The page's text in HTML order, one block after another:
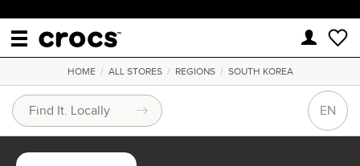
HOME/ ALL STORES/ REGIONS/ SOUTH KOREA
EN